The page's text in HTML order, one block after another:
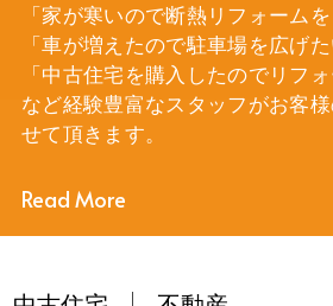
「家が寒いので断熱リフォームを
「車が増えたので駐車場を広げた
「中古住宅を購入したのでリフ
など経験豊富なスタッフがお客
せて頂きます。
Read More